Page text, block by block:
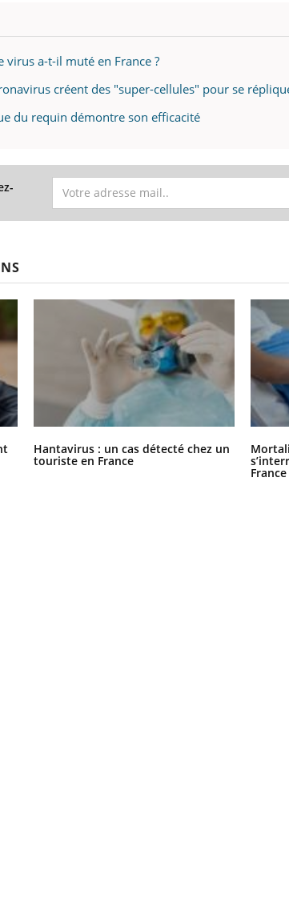
virus a-t-il muté en France ?
créent des "super-cellules" pour se
du requin démontre son efficacité
Hantavirus : un cas détecté chez un
touriste en France
France